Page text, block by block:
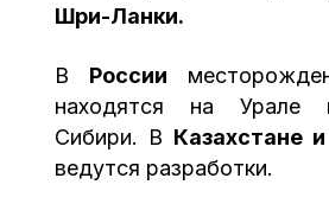
Шри-Ланки.
В России
находятся на Урале
Сибири. В Казахстане
ведутся разработки.